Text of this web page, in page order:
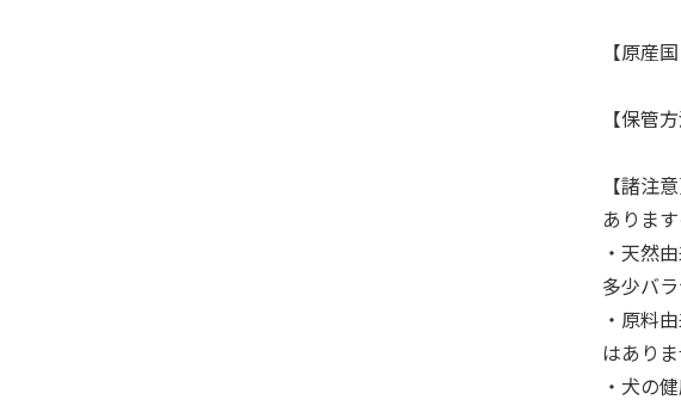
【原産
【保管
【諸注
ありま
・天然
多少バ
・原料
はありま
・犬の